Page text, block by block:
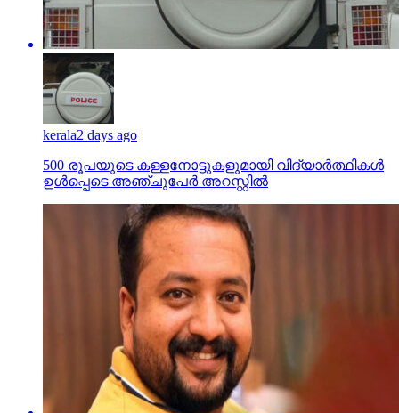
kerala2 days ago
500 രൂപയുടെ കള്ളനോട്ടുകളുമായി വിദ്യാര്‍ത്ഥികള്‍
ഉള്‍പ്പെടെ അഞ്ചുപേര്‍ അറസ്റ്റില്‍